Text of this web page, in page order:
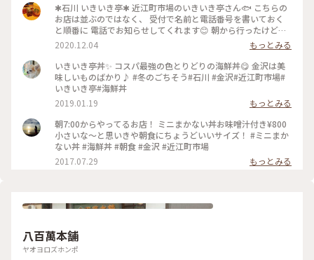
✱石川 いきいき亭✱ 近江町市場のいきいき亭さん🐟 こちらの
お店は並ぶのではなく、 受付で名前と電話番号を書いておく
と順番に 電話でお知らせしてくれます😊 朝から行ったけど、1
時間は待ちました💦 でもその間、近江町市場散策できるので
時間を有効活用できますね♪ お店の人もとってもあったかい
方々で、 海鮮丼、大変美味でした✨ 有名人もたくさん来られ
てるようですね😳!! #冬を味わう #石川 #石川県 #金沢 #近江町
市場 #いきいき亭 #いきいき亭近江町店 #海鮮丼 #海鮮
2020.12.04
もっとみる
いきいき亭丼✨ コスパ最強の色とりどりの海鮮丼😋 金沢は美
味しいものばかり♪ #冬のごちそう#石川 #金沢#近江町市場#
いきいき亭#海鮮丼
2019.01.19
もっとみる
朝7:00からやってるお店！ ミニまかない丼お味噌汁付き¥800
小さいな〜と思いきや朝食にちょうどいいサイズ！ #ミニまか
ない丼 #海鮮丼 #朝食 #金沢 #近江町市場
2017.07.29
もっとみる
八百萬本舗
ヤオヨロズホンポ